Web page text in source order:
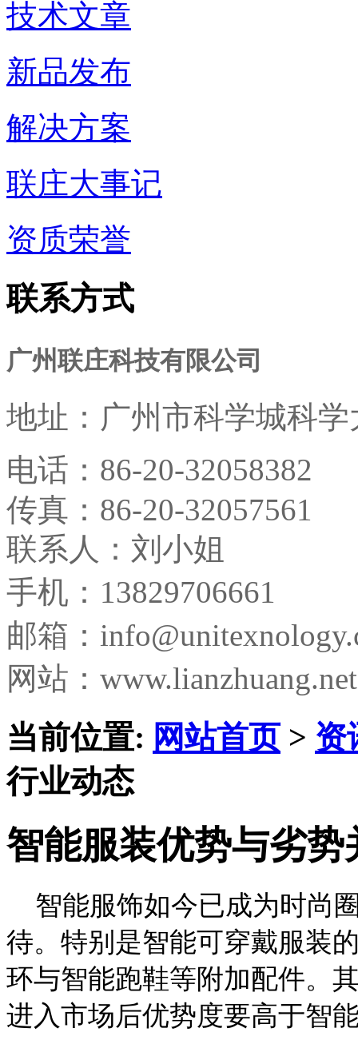
技术文章
新品发布
解决方案
联庄大事记
资质荣誉
联系方式
广州联庄科技有限公司
地址： 广州市科学城科
电话： 86-20-32058382
传真： 86-20-32057561
联系人：刘小姐
手机：13829706661
邮箱：
网站：www.lianzhuang.net
当前位置: 网站首页> 资
行业动态
智能服装优势与劣势
智能服饰如今已成为时尚
待。特别是智能可穿戴服装
环与智能跑鞋等附加配件。
进入市场后优势度要高于智